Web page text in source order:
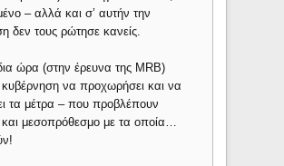
– αλλά και σ’ αυτήν την
δεν τους ρώτησε κανείς.
ώρα (στην έρευνα της MRB)
να προχωρήσει και να
τα μέτρα – που προβλέπουν
και μεσοπρόθεσμο με τα οποία…